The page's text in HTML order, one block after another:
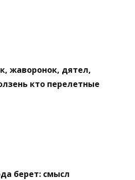
жаворонок, дятел,
кто перелетные
берет: смысл